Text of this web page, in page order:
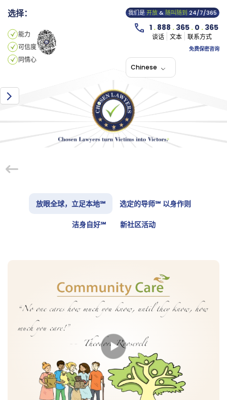
选择：
能力
可信度
同情心
我们是开放&随叫随到24/7/365
1 . 888 . 365 . 0 . 365
谈话 文本
联系方式
免费保密咨询
Chinese
放眼全球，立足本地℠ 选定的导师℠ 以身作则
洁身自好℠ 新社区活动